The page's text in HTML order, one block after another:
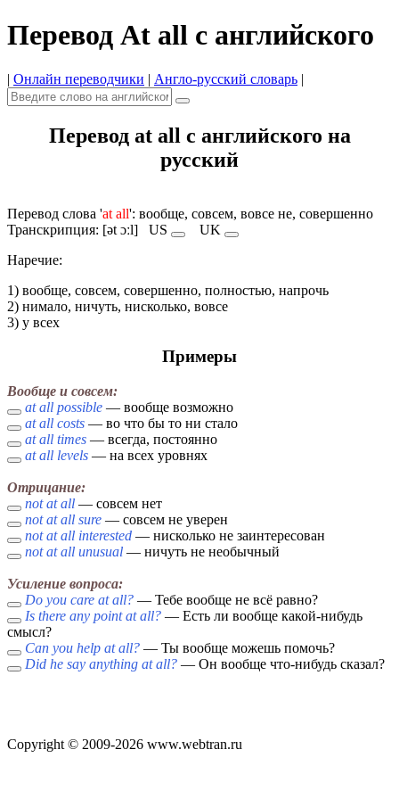
Перевод At all с английского
| Онлайн переводчики | Англо-русский словарь |
Перевод at all с английского на
русский
Перевод слова 'at all': вообще, совсем, вовсе не, совершенно
Транскрипция: [ət ɔːl] US
UK
Наречие:
1) вообще, совсем, совершенно, полностью, напрочь
2) нимало, ничуть, нисколько, вовсе
3) у всех
Примеры
Вообще и совсем:
at all possible — вообще возможно
at all costs — во что бы то ни стало
at all times — всегда, постоянно
at all levels — на всех уровнях
Отрицание:
not at all — совсем нет
not at all sure — совсем не уверен
not at all interested — нисколько не заинтересован
not at all unusual — ничуть не необычный
Усиление вопроса:
Do you care at all? — Тебе вообще не всё равно?
Is there any point at all? — Есть ли вообще какой-нибудь
смысл?
Can you help at all? — Ты вообще можешь помочь?
Did he say anything at all? — Он вообще что-нибудь сказал?
Copyright © 2009-2026 www.webtran.ru